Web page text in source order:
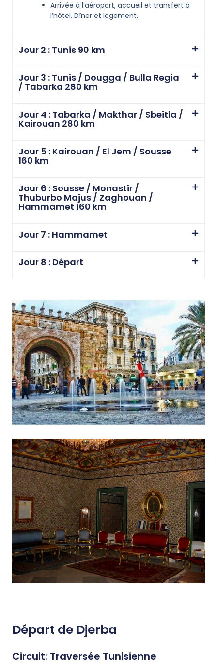
Arrivée à l’aéroport, accueil et transfert à
l’hôtel. Dîner et logement.
Jour 2 : Tunis 90 km
Jour 3 : Tunis / Dougga / Bulla Regia
/ Tabarka 280 km
Jour 4 : Tabarka / Makthar / Sbeitla /
Kairouan 280 km
Jour 5 : Kairouan / El Jem / Sousse
160 km
Jour 6 : Sousse / Monastir /
Thuburbo Majus / Zaghouan /
Hammamet 160 km
Jour 7 : Hammamet
Jour 8 : Départ
Départ de Djerba
Circuit: Traversée Tunisienne